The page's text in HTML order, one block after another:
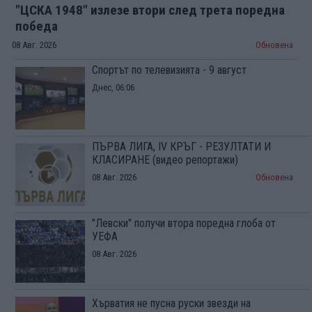
"ЦСКА 1948" излезе втори след трета поредна
победа
08 Авг. 2026 Обновена
Спортът по телевизията - 9 август
Днес, 06:06
ПЪРВА ЛИГА, IV КРЪГ - РЕЗУЛТАТИ И
КЛАСИРАНЕ (видео репортажи)
08 Авг. 2026 Обновена
"Левски" получи втора поредна глоба от
УЕФА
08 Авг. 2026
Хърватия не пусна руски звезди на